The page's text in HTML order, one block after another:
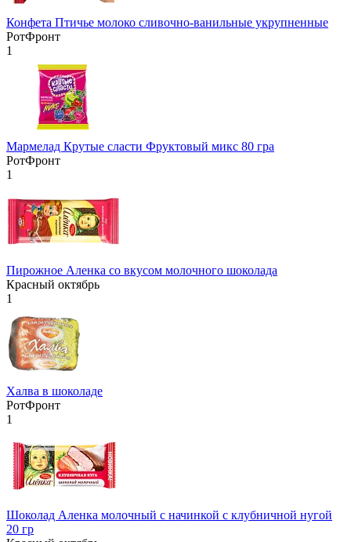
Конфета Птичье молоко сливочно-ванильные укрупненные
РотФронт
1
Мармелад Крутые сласти Фруктовый микс 80 гра
РотФронт
1
Пирожное Аленка со вкусом молочного шоколада
Красный октябрь
1
Халва в шоколаде
РотФронт
1
Шоколад Аленка молочный с начинкой с клубничной нугой
20 гр